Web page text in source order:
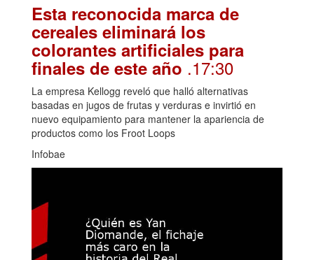
Esta reconocida marca de
cereales eliminará los
colorantes artificiales para
finales de este año .17:30
La empresa Kellogg reveló que halló alternativas
basadas en jugos de frutas y verduras e invirtió en
nuevo equipamiento para mantener la apariencia de
productos como los Froot Loops
Infobae